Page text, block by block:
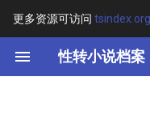
更多资源可访问
性转小说档案
键